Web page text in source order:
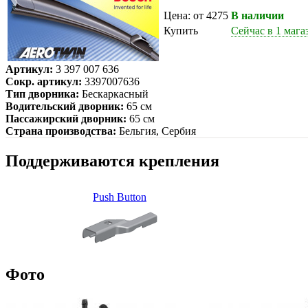
Цена: от 4275 В наличии
Купить
Сейчас в 1
Артикул: 3 397 007 636
Сокр. артикул: 3397007636
Тип дворника: Бескаркасный
Водительский дворник: 65 см
Пассажирский дворник: 65 см
Страна производства: Бельгия, Сербия
Поддерживаются крепления
Push Button
Фото